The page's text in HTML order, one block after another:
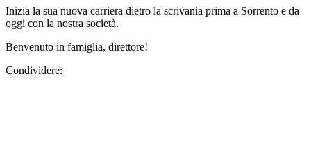
Inizia la sua nuova carriera dietro la scrivania prima a Sorrento e da
oggi con la nostra società.
Benvenuto in famiglia, direttore!
Condividere: